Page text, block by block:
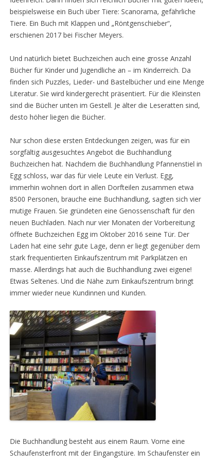
beispielsweise ein Buch über Tiere: Scanorama, gefährliche
Tiere. Ein Buch mit Klappen und „Röntgenschieber“,
erschienen 2017 bei Fischer Meyers.
Und natürlich bietet Buchzeichen auch eine grosse Anzahl
Bücher für Kinder und Jugendliche an – im Kinderreich. Da
finden sich Puzzles, Lieder- und Bastelbücher und eine Menge
Literatur. Sie wird kindergerecht präsentiert. Für die Kleinsten
sind die Bücher unten im Gestell. Je älter die Leseratten sind,
desto höher liegen die Bücher.
Nur schon diese ersten Entdeckungen zeigen, was für ein
sorgfältig ausgesuchtes Angebot die Buchhandlung
Buchzeichen hat. Nachdem die Buchhandlung Pfannenstiel in
Egg schloss, war das für viele Leute ein Verlust. Egg,
immerhin wohnen dort in allen Dorfteilen zusammen etwa
8500 Personen, brauche eine Buchhandlung, sagten sich vier
mutige Frauen. Sie gründeten eine Genossenschaft für den
neuen Buchladen. Nach nur vier Monaten der Vorbereitung
öffnete Buchzeichen Egg im Oktober 2016 seine Tür. Der
Laden hat eine sehr gute Lage, denn er liegt gegenüber dem
stark frequentierten Einkaufszentrum mit Parkplätzen en
masse. Allerdings hat auch die Buchhandlung zwei eigene!
Etwas Seltenes. Und die Nähe zum Einkaufszentrum bringt
immer wieder neue Kundinnen und Kunden.
Die Buchhandlung besteht aus einem Raum. Vorne eine
Schaufensterfront mit der Eingangstüre. Im Schaufenster ein